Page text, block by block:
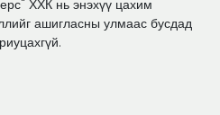
ХХК нь энэхүү цахим
ашигласны улмаас бусдад